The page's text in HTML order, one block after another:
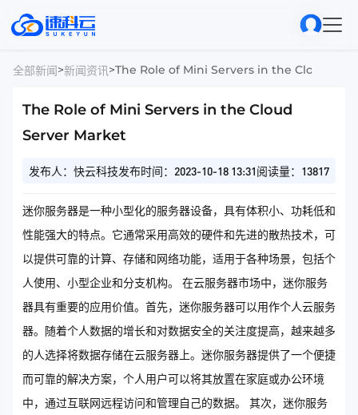
全部新闻>新闻资讯>The Role of Mini Servers in the Cloud
The Role of Mini Servers in the Cloud
Server Market
发布人：快云科技发布时间：2023-10-18 13:31阅读量：13817
迷你服务器是一种小型化的服务器设备，具有体积小、功耗低和
性能强大的特点。它通常采用高效的硬件和先进的散热技术，可
以提供可靠的计算、存储和网络功能，适用于各种场景，包括个
人使用、小型企业和分支机构。 在云服务器市场中，迷你服务
器具有重要的应用价值。首先，迷你服务器可以用作个人云服务
器。随着个人数据的增长和对数据安全的关注度提高，越来越多
的人选择将数据存储在云服务器上。迷你服务器提供了一个便捷
而可靠的解决方案，个人用户可以将其放置在家庭或办公环境
中，通过互联网远程访问和管理自己的数据。 其次，迷你服务